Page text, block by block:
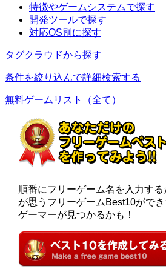
特徴やゲームシステムで探す
開発ツールで探す
対応OS別に探す
タグクラウドから探す
条件を絞り込んで詳細検索する
無料ゲームリスト（全て）
順番にフリーゲーム名を入力す
が思うフリーゲームBest10がで
ゲーマーが見つかるかも！